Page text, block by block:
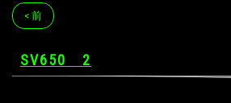
< 前
SV650 2